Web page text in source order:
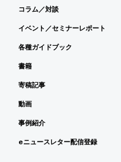
コラム／対談
イベント／セミナーレポート
各種ガイドブック
書籍
寄稿記事
動画
事例紹介
eニュースレター配信登録